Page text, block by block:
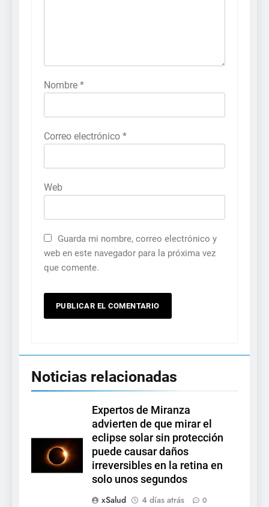
Nombre *
Correo electrónico *
Web
Guarda mi nombre, correo electrónico y
web en este navegador para la próxima vez
que comente.
Noticias relacionadas
Expertos de Miranza
advierten de que mirar el
eclipse solar sin protección
puede causar daños
irreversibles en la retina en
solo unos segundos
xSalud
4 días atrás 0